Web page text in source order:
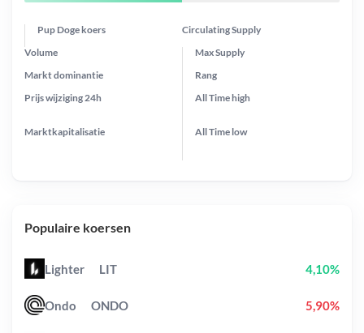
Pup Doge koers Circulating Supply
Prijs wijziging24h
Max Supply
Markt dominantie
Marktkapitalisatie
Volume
Rang
All Timehigh
All Time low
Populaire koersen
Lighter LIT 4,10%
Ondo ONDO 5,90%